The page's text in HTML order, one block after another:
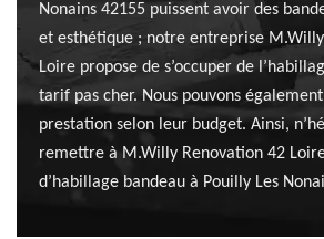
Nonains 42155 puissent avoir des
et esthétique ; notre entreprise
Loire propose de s’occuper de
tarif pas cher. Nous pouvons
prestation selon leur budget. Ainsi,
remettre à M.Willy Renovation 42
d’habillage bandeau à Pouilly Les